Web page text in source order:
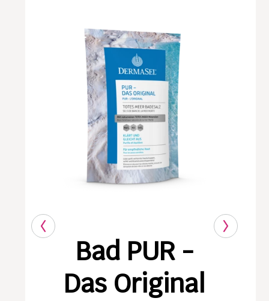
Bad PUR -
Das Original